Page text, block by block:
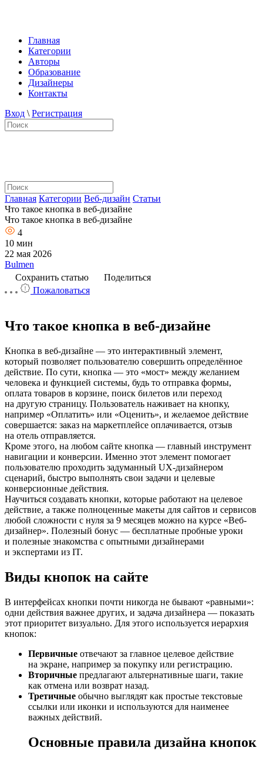
Главная
Категории
Авторы
Образование
Дизайнеры
Контакты
Вход \ Регистрация
Главная Категории Веб-дизайн Статьи
Что такое кнопка в веб-дизайне
Что такое кнопка в веб-дизайне
4
10 мин
22 мая 2026
Bulmen
Сохранить статью
Поделиться
Пожаловаться
Что такое кнопка в веб-дизайне
Кнопка в веб-дизайне — это интерактивный элемент,
который позволяет пользователю совершить определённое
действие. По сути, кнопка — это «мост» между желанием
человека и функцией системы, будь то отправка формы,
оплата товаров в корзине, поиск билетов или переход
на другую страницу. Пользователь наживает на кнопку,
например «Оплатить» или «Оценить», и желаемое действие
совершается: заказ на маркетплейсе оплачивается, отзыв
на отель отправляется.
Кроме этого, на любом сайте кнопка — главный инструмент
навигации и конверсии. Именно этот элемент помогает
пользователю проходить задуманный UX-дизайнером
сценарий, быстро выполнять свои задачи и целевые
конверсионные действия.
Научиться создавать кнопки, которые работают на целевое
действие, а также полноценные макеты для сайтов и сервисов
любой сложности с нуля за 9 месяцев можно на курсе «Веб-
дизайнер». Полезный бонус — бесплатные пробные уроки
и полезные знакомства с опытными дизайнерами
и экспертами из IT.
Виды кнопок на сайте
В интерфейсах кнопки почти никогда не бывают «равными»:
одни действия важнее других, и задача дизайнера — показать
этот приоритет визуально. Для этого используется иерархия
кнопок:
Первичные отвечают за главное целевое действие
на экране, например за покупку или регистрацию.
Вторичные предлагают альтернативные шаги, такие
как отмена или возврат назад.
Третичные обычно выглядят как простые текстовые
ссылки или иконки и используются для наименее
важных действий.
Основные правила дизайна кнопок